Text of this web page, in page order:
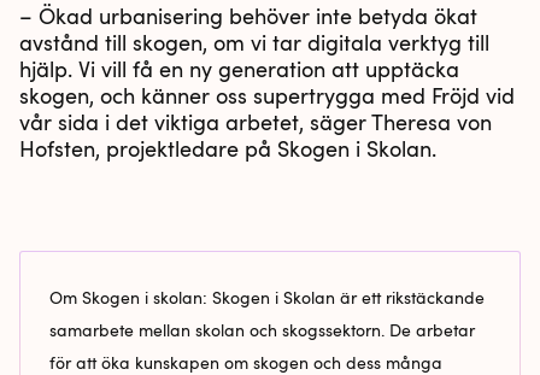
– Ökad urbanisering behöver inte betyda ökat
avstånd till skogen, om vi tar digitala verktyg till
hjälp. Vi vill få en ny generation att upptäcka
skogen, och känner oss supertrygga med Fröjd vid
vår sida i det viktiga arbetet, säger Theresa von
Hofsten, projektledare på Skogen i Skolan.
Om Skogen i skolan: Skogen i Skolan är ett rikstäckande
samarbete mellan skolan och skogssektorn. De arbetar
för att öka kunskapen om skogen och dess många